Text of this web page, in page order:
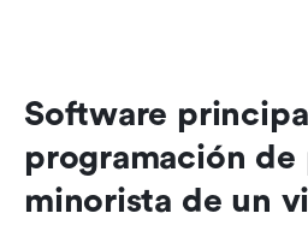
Software
programación de
minorista de un